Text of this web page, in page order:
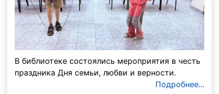
В библиотеке состоялись мероприятия в честь
праздника Дня семьи, любви и верности.
Подробнее...